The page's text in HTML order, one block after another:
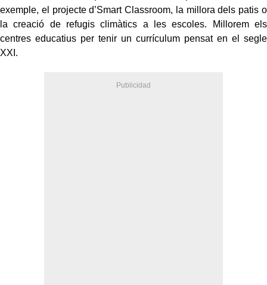
exemple, el projecte d’Smart Classroom, la millora dels patis o
la creació de refugis climàtics a les escoles. Millorem els
centres educatius per tenir un currículum pensat en el segle
XXI.